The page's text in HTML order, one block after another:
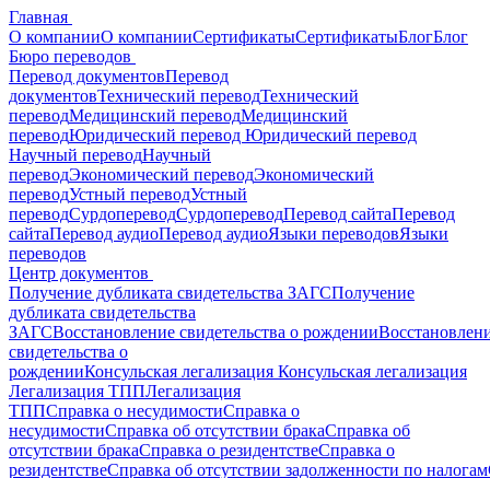
Главная
О компанииО компанииСертификатыСертификатыБлогБлог
Бюро переводов
Перевод документовПеревод
документовТехнический переводТехнический
переводМедицинский переводМедицинский
переводЮридический перевод Юридический перевод
Научный переводНаучный
переводЭкономический переводЭкономический
переводУстный переводУстный
переводСурдопереводСурдопереводПеревод сайтаПеревод
сайтаПеревод аудиоПеревод аудиоЯзыки переводовЯзыки
переводов
Центр документов
Получение дубликата свидетельства ЗАГСПолучение
дубликата свидетельства
ЗАГСВосстановление свидетельства о рождении
свидетельства о
рожденииКонсульская легализация Консульская легализация
Легализация ТППЛегализация
ТППСправка о несудимостиСправка о
несудимостиСправка об отсутствии бракаСправка об
отсутствии бракаСправка о резидентствеСправка о
резидентствеСправка об отсутствии задолженности по налогам